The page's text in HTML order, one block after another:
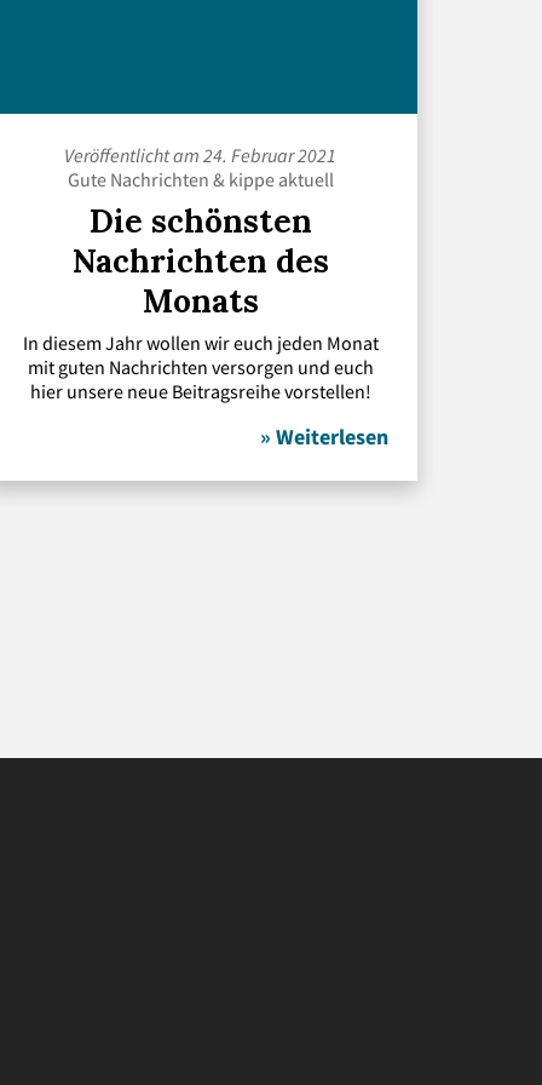
Veröffentlicht am 24. Februar 2021
Gute Nachrichten & kippe aktuell
Die schönsten
Nachrichten des
Monats
In diesem Jahr wollen wir euch jeden Monat
mit guten Nachrichten versorgen und euch
hier unsere neue Beitragsreihe vorstellen!
» Weiterlesen